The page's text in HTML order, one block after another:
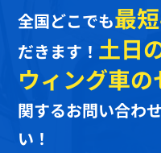
全国どこでも最
だきます！ 土日
ウィング車
関するお問い合わ
い！